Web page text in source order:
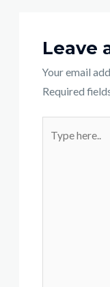
Leave
Your email
Required